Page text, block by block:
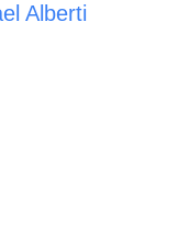
Alberti